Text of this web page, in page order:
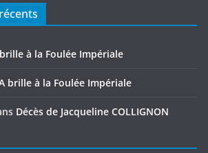
brille à la Foulée Impériale
brille à la Foulée Impériale
Décès de Jacqueline COLLIGNON